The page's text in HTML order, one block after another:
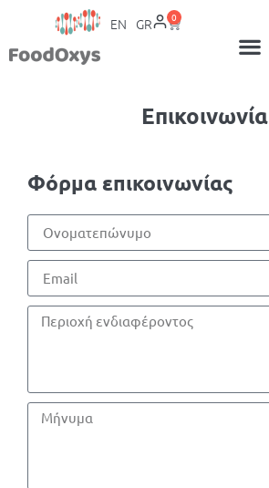
EN GR 0
Επικοινωνία
Φόρμα επικοινωνίας